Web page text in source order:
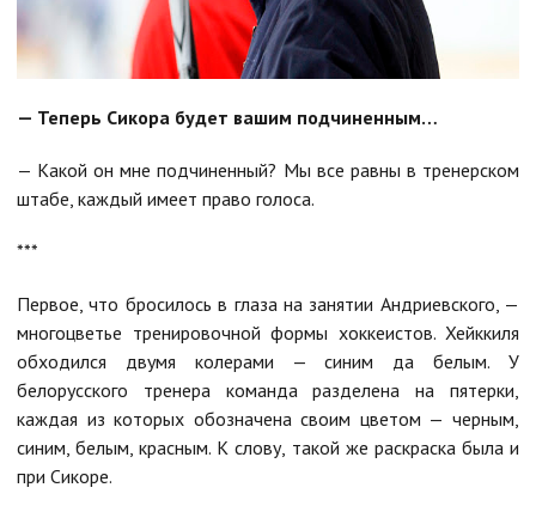
— Теперь Сикора будет вашим подчиненным…
— Какой он мне подчиненный? Мы все равны в тренерском
штабе, каждый имеет право голоса.
***
Первое, что бросилось в глаза на занятии Андриевского, —
многоцветье тренировочной формы хоккеистов. Хейккиля
обходился двумя колерами — синим да белым. У
белорусского тренера команда разделена на пятерки,
каждая из которых обозначена своим цветом — черным,
синим, белым, красным. К слову, такой же раскраска была и
при Сикоре.